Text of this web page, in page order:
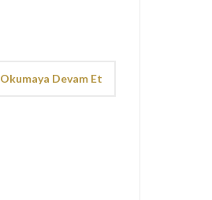
Okumaya Devam Et